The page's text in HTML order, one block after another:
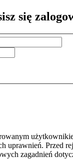
się
Przed
zagadnień